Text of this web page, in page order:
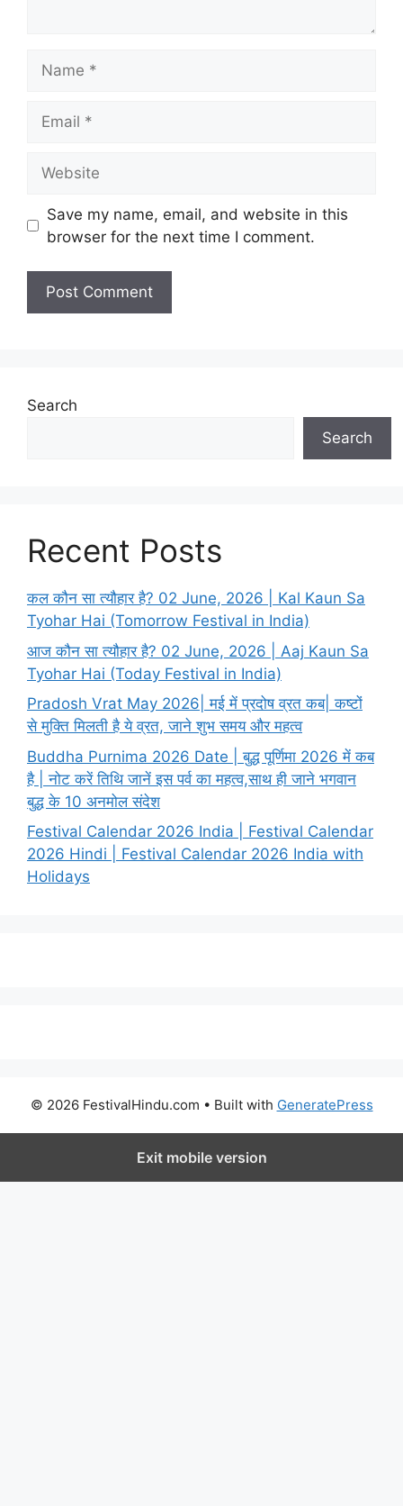
s
t
Save my name, email, and website in this
browser for the next time I comment.
Search
Search
Recent Posts
कल कौन सा त्यौहार है? 02 June, 2026 | Kal Kaun Sa
Tyohar Hai (Tomorrow Festival in India)
आज कौन सा त्यौहार है? 02 June, 2026 | Aaj Kaun Sa
Tyohar Hai (Today Festival in India)
Pradosh Vrat May 2026| मई में प्रदोष व्रत कब| कष्टों
से मुक्ति मिलती है ये व्रत, जाने शुभ समय और महत्व
Buddha Purnima 2026 Date | बुद्ध पूर्णिमा 2026 में कब
है | नोट करें तिथि जानें इस पर्व का महत्व,साथ ही जाने भगवान
बुद्ध के 10 अनमोल संदेश
Festival Calendar 2026 India | Festival Calendar
2026 Hindi | Festival Calendar 2026 India with
Holidays
© 2026 FestivalHindu.com • Built with GeneratePress
Exit mobile version